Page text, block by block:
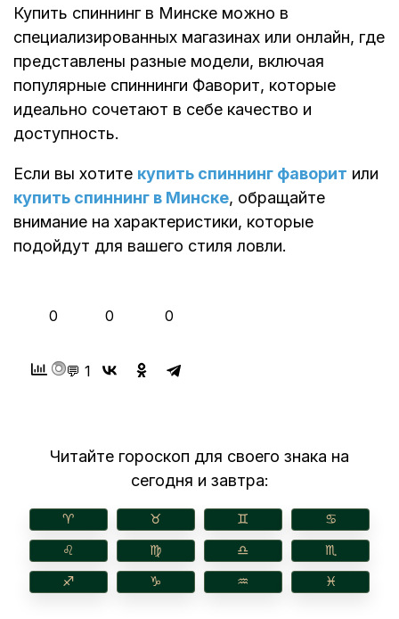
Купить спиннинг в Минске можно в
специализированных магазинах или онлайн, где
представлены разные модели, включая
популярные спиннинги Фаворит, которые
идеально сочетают в себе качество и
доступность.
Если вы хотите купить спиннинг фаворит или
купить спиннинг в Минске, обращайте
внимание на характеристики, которые
подойдут для вашего стиля ловли.
0 0 0
💬 1
Читайте гороскоп для своего знака на
сегодня и завтра:
♈︎ ♉︎ ♊︎ ♋︎
♌︎ ♍︎ ♎︎ ♏︎
♐︎ ♑︎ ♒︎ ♓︎